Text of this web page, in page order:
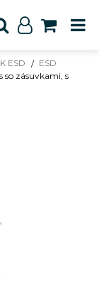
ESD
ESD
so zásuvkami, s